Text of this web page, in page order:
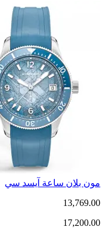
مون بلان ساعة آيسد سي
13,769.00
17,200.00